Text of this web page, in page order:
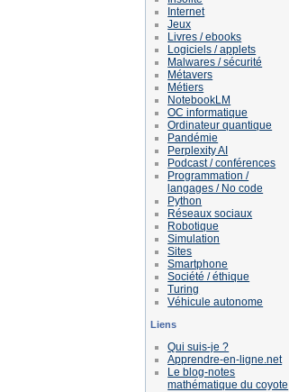
Internet
Jeux
Livres / ebooks
Logiciels / applets
Malwares / sécurité
Métavers
Métiers
NotebookLM
OC informatique
Ordinateur quantique
Pandémie
Perplexity AI
Podcast / conférences
Programmation /
langages / No code
Python
Réseaux sociaux
Robotique
Simulation
Sites
Smartphone
Société / éthique
Turing
Véhicule autonome
Liens
Qui suis-je ?
Apprendre-en-ligne.net
Le blog-notes
mathématique du coyote